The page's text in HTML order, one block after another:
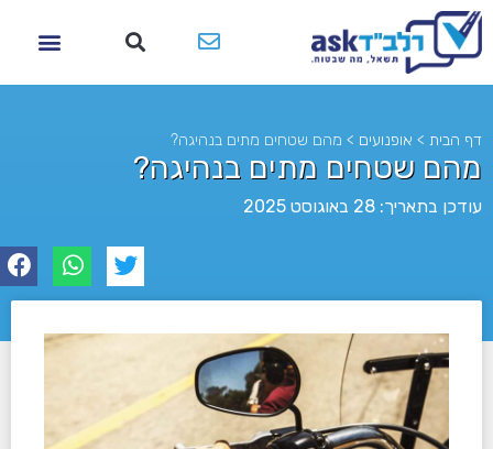
דף הבית > אופנועים > מהם שטחים מתים בנהיגה?
מהם שטחים מתים בנהיגה?
עודכן בתאריך: 28 באוגוסט 2025
לא